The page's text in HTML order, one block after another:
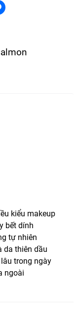
kiểu makeup
bết dính
tự nhiên
da thiên dầu
trong ngày
ngoài